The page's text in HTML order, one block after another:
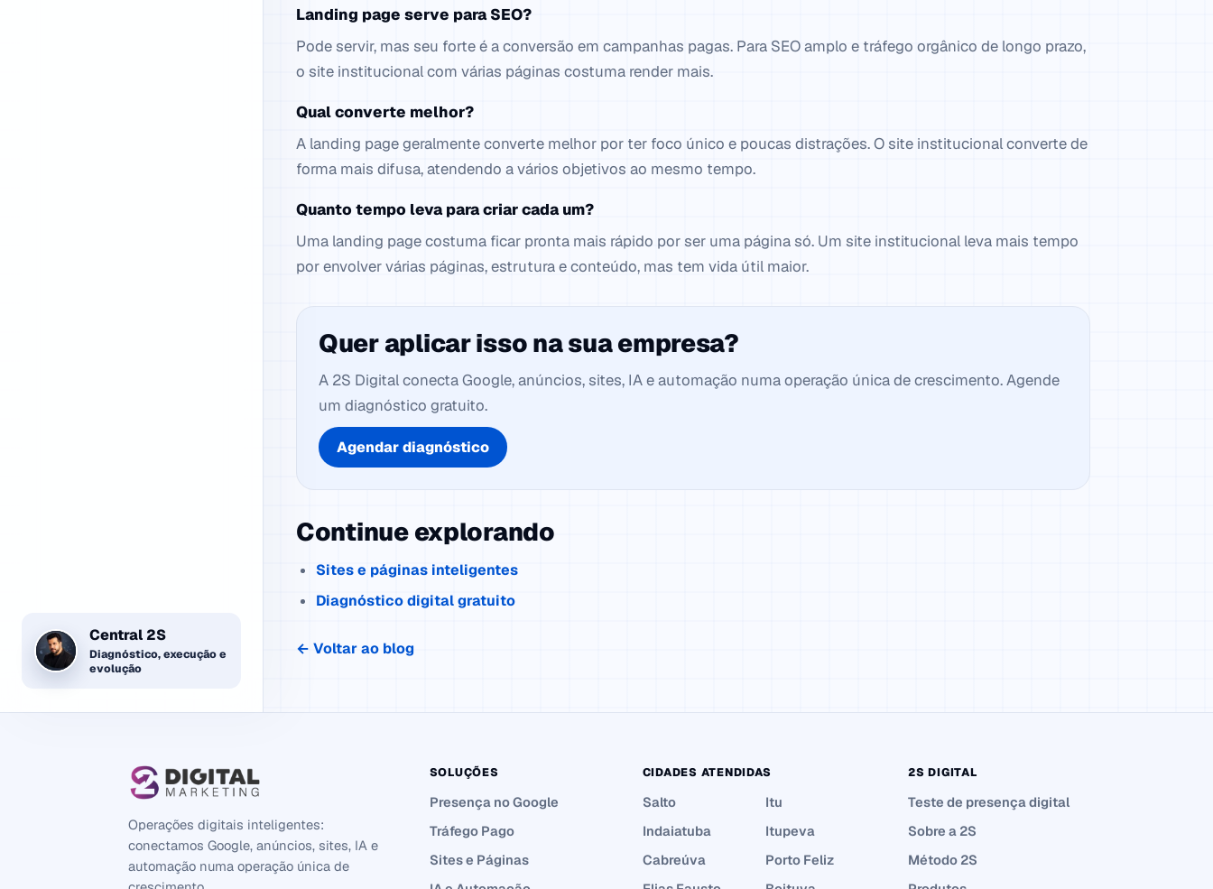
Central 2S
Diagnóstico, execução e
evolução
Landing page serve para SEO?
Pode servir, mas seu forte é a conversão em campanhas pagas. Para SEO amplo e tráfego orgânico de longo prazo,
o site institucional com várias páginas costuma render mais.
Qual converte melhor?
A landing page geralmente converte melhor por ter foco único e poucas distrações. O site institucional converte de
forma mais difusa, atendendo a vários objetivos ao mesmo tempo.
Quanto tempo leva para criar cada um?
Uma landing page costuma ficar pronta mais rápido por ser uma página só. Um site institucional leva mais tempo
por envolver várias páginas, estrutura e conteúdo, mas tem vida útil maior.
Quer aplicar isso na sua empresa?
A 2S Digital conecta Google, anúncios, sites, IA e automação numa operação única de crescimento. Agende
um diagnóstico gratuito.
Agendar diagnóstico
Continue explorando
Sites e páginas inteligentes
Diagnóstico digital gratuito
← Voltar ao blog
Operações digitais inteligentes:
conectamos Google, anúncios, sites, IA e
automação numa operação única de
SOLUÇÕES
Presença no Google
Tráfego Pago
Sites e Páginas
CIDADES ATENDIDAS
Salto
Itu
Indaiatuba
Itupeva
Cabreúva
Porto Feliz
2S DIGITAL
Teste de presença digital
Sobre a 2S
Método 2S